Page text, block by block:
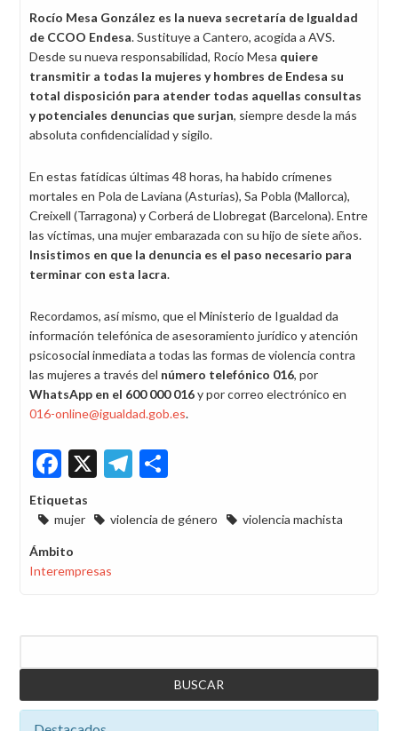
Rocío Mesa González es la nueva secretaría de Igualdad
de CCOO Endesa. Sustituye a Cantero, acogida a AVS.
Desde su nueva responsabilidad, Rocío Mesa quiere
transmitir a todas la mujeres y hombres de Endesa su
total disposición para atender todas aquellas consultas
y potenciales denuncias que surjan, siempre desde la más
absoluta confidencialidad y sigilo.
En estas fatídicas últimas 48 horas, ha habido crímenes
mortales en Pola de Laviana (Asturias), Sa Pobla (Mallorca),
Creixell (Tarragona) y Corberá de Llobregat (Barcelona). Entre
las víctimas, una mujer embarazada con su hijo de siete años.
Insistimos en que la denuncia es el paso necesario para
terminar con esta lacra.
Recordamos, así mismo, que el Ministerio de Igualdad da
información telefónica de asesoramiento jurídico y atención
psicosocial inmediata a todas las formas de violencia contra
las mujeres a través del número telefónico 016, por
WhatsApp en el 600 000 016y por correo electrónico en
016-online@igualdad.gob.es.
Facebook
X Telegram
Etiquetas
mujer
violencia de género violencia machista
Ámbito
Interempresas